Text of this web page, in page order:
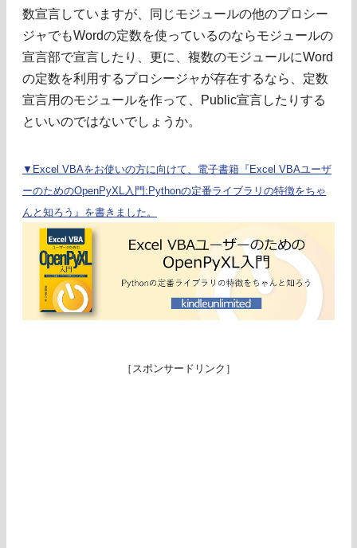
数宣言していますが、同じモジュールの他のプロシー
ジャでもWordの定数を使っているのならモジュールの
宣言部で宣言したり、更に、複数のモジュールにWord
の定数を利用するプロシージャが存在するなら、定数
宣言用のモジュールを作って、Public宣言したりする
といいのではないでしょうか。
▼Excel VBAをお使いの方に向けて、電子書籍『Excel VBAユーザ
ーのためのOpenPyXL入門:Pythonの定番ライブラリの特徴をちゃ
んと知ろう』を書きました。
［スポンサードリンク］